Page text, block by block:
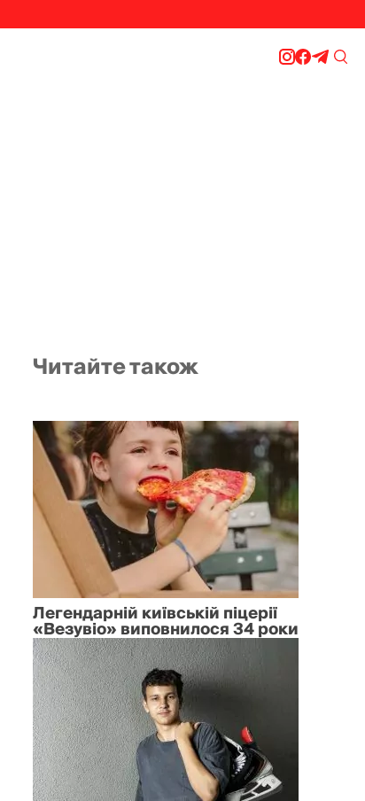
Читайте також
Легендарній київській піцерії
«Везувіо» виповнилося 34 роки